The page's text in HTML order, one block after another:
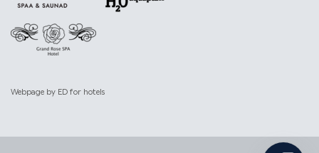
Webpage by ED for hotels